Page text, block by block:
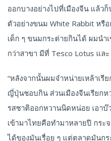
ออกบางอย่างไปที่เมืองจีน แล้ว
ตัวอย่างขนม White Rabbit หรื
เด็ก ๆ ขนมกระต่ายกินได้ ผมนำ
กว่าสาขา มีที่ Tesco Lotus แล
“หลังจากนั้นผมจำหน่ายเหล้าเรี
ญี่ปุ่นชอบกิน ส่วนเมืองจีนเรียกห
รสชาติออกหวานนิดหน่อย เอา
เข้ามาไทยคือทำมาหลายปี กระ
ได้ของมันเรื่อย ๆ แต่ตลาดมันก